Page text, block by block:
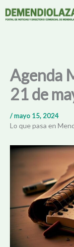
Agenda
21 de
/mayo 15, 2024
Lo que pasa en